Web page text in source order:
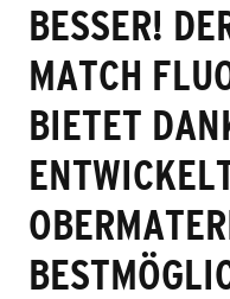
BESSER!
MATCH
BIETET